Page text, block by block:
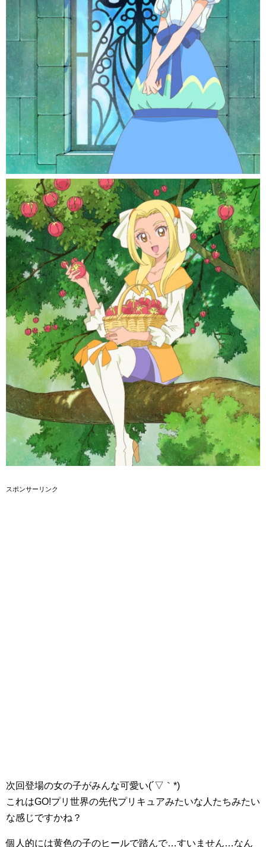
スポンサーリンク
次回登場の女の子がみんな可愛い(´▽｀*)
これはGO!プリ世界の先代プリキュアみたいな人たちみたい
な感じですかね？
個人的には黄色の子のヒールで踏んで…すいません…なん